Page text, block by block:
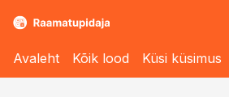
Avaleht Kõik lood Küsi küsimus